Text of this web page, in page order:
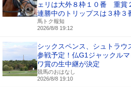
ェリは大外８枠１０番 重賞
連勝中のトリップスは３枠３
馬トク報知
2026/8/8 19:12
シックスペンス、シュトラウ
参戦予定！仏G1ジャックルマ
ワ賞の生中継が決定
競馬のおはなし
2026/8/8 19:10